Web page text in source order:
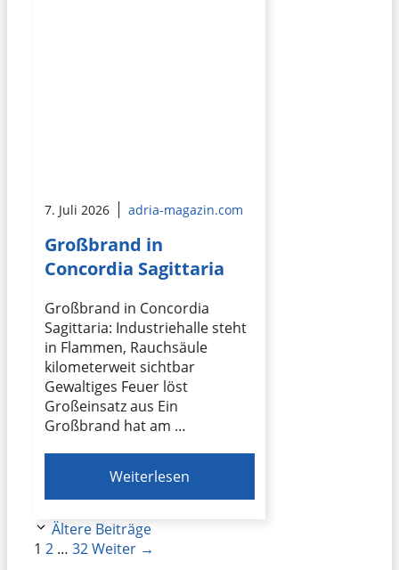
7. Juli 2026 adria-magazin.com
Großbrand in
Concordia Sagittaria
Großbrand in Concordia
Sagittaria: Industriehalle steht
in Flammen, Rauchsäule
kilometerweit sichtbar
Gewaltiges Feuer löst
Großeinsatz aus Ein
Großbrand hat am …
Weiterlesen
Ältere Beiträge
Seite
1 Seite
2 … Seite
32Weiter →